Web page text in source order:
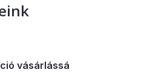
vásárlássá